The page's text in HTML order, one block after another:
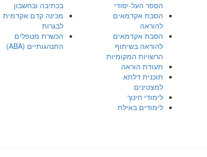
הספר העל-יסודי
הסבת אקדמאים
להוראה
הסבת אקדמאים
להוראה בשיתוף
הרשויות המקומיות
תעודת הוראה
תוכנית דלתא
למצטינים
לימודי חינוך
לימודים באילת
בכתיבה ובחשבון
מכינה קדם אקדמית
לבגרות
הכשרת מטפלים
התנהגותיים (ABA)